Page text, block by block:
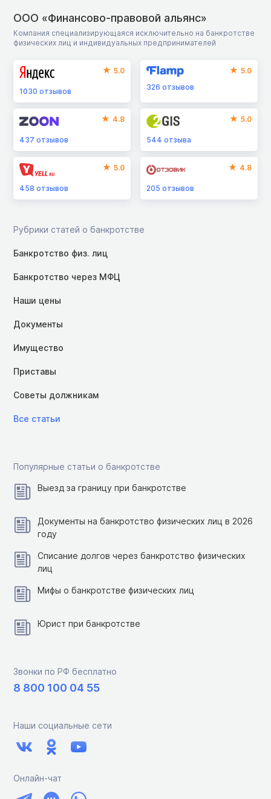
ООО «Финансово-правовой альянс»
Компания специализирующаяся исключительно на банкротстве
физических лиц и индивидуальных предпринимателей
5.0
1030 отзывов
5.0
326отзывов
4.8
437 отзывов
5.0
544отзыва
5.0
458 отзывов
4.8
205отзывов
Рубрики статей о банкротстве
Банкротство физ. лиц
Банкротство через МФЦ
Наши цены
Документы
Имущество
Приставы
Советы должникам
Все статьи
Популярные статьи о банкротстве
Выезд за границу при банкротстве
Документы на банкротство физических лиц в 2026
году
Списание долгов через банкротство физических
лиц
Мифы о банкротстве физических лиц
Юрист при банкротстве
Звонки по РФ бесплатно
8 800 100 04 55
Наши социальные сети
Онлайн-чат